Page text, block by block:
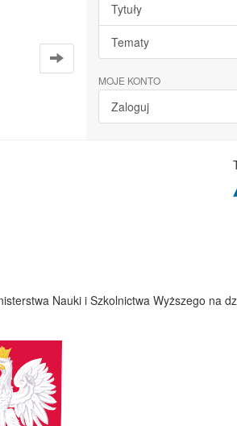
Tytuły
Tematy
MOJE KONTO
Zaloguj
Nauki i Szkolnictwa Wyższego na